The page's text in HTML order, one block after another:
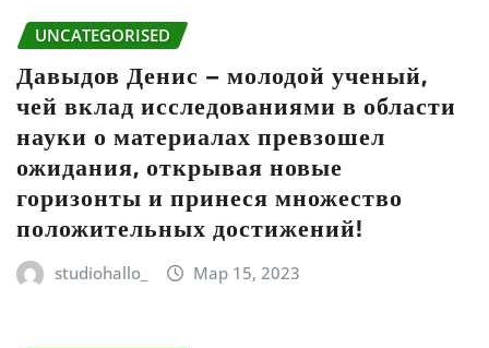
UNCATEGORISED
Давыдов Денис – молодой ученый,
чей вклад исследованиями в области
науки о материалах превзошел
ожидания, открывая новые
горизонты и принеся множество
положительных достижений!
studiohallo_ Мар 15, 2023